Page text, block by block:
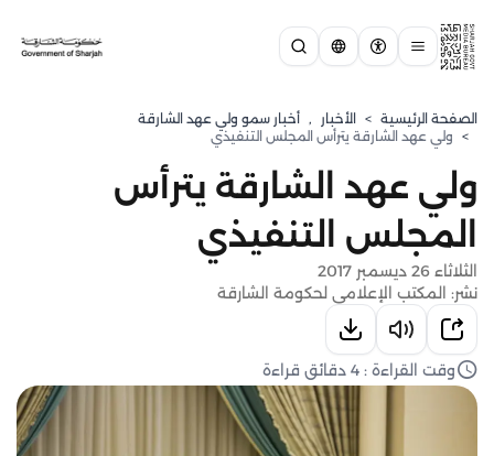
الصفحة الرئيسية > الأخبار , ⁠أخبار سمو ولي عهد الشارقة
> ولي عهد الشارقة يترأس المجلس التنفيذي
ولي عهد الشارقة يترأس
المجلس التنفيذي
الثلاثاء 26 ديسمبر 2017
نشر: المكتب الإعلامي لحكومة الشارقة
وقت القراءة : 4 دقائق قراءة